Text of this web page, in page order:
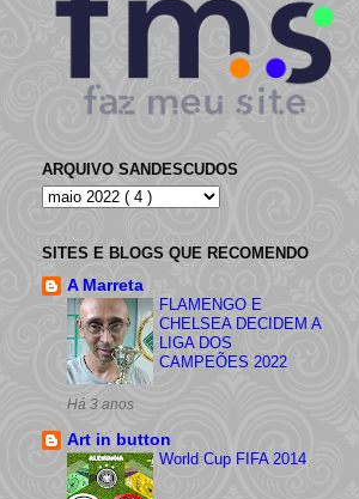
ARQUIVO SANDESCUDOS
SITES E BLOGS QUE RECOMENDO
A Marreta
FLAMENGO E
CHELSEA DECIDEM A
LIGA DOS
CAMPEÕES 2022
Há 3 anos
Art in button
World Cup FIFA 2014